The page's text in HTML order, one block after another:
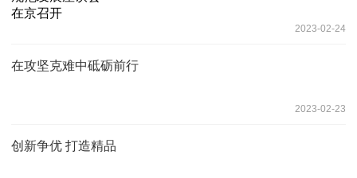
2023-02-24
在攻坚克难中砥砺前行
2023-02-23
创新争优 打造精品